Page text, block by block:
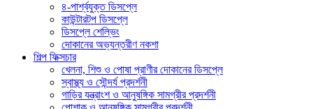
৪-পার্শ্বযুক্ত ডিসপ্লে
কাউন্টারটপ ডিসপ্লে
ডিসপ্লে শেল্ভিং
দোকানের অভ্যন্তরীণ নকশা
শিল্প ফিক্সচার
খেলনা, শিশু ও পোষা প্রাণীর দোকানের ডিসপ্লে
স্বাস্থ্য ও সৌন্দর্য প্রদর্শনী
গাড়ির যন্ত্রাংশ ও আনুষঙ্গিক সামগ্রীর প্রদর্শনী